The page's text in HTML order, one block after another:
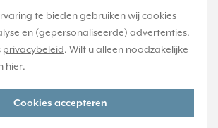
te bieden gebruiken wij cookies
en (gepersonaliseerde) advertenties.
privacybeleid. Wilt u alleen noodzakelijke
hier.
Cookies accepteren
Nee
symbool Nee
(IP)